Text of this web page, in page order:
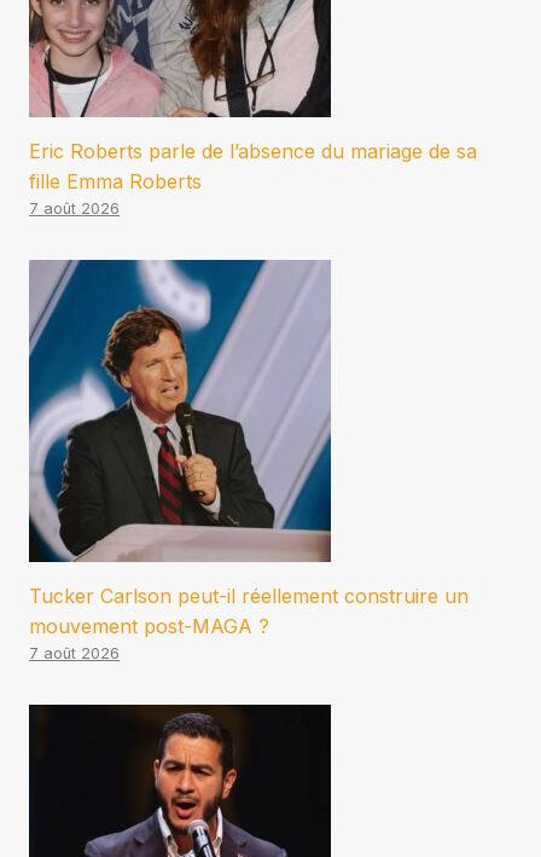
Eric Roberts parle de l’absence du mariage de sa
fille Emma Roberts
7 août 2026
Tucker Carlson peut-il réellement construire un
mouvement post-MAGA ?
7 août 2026